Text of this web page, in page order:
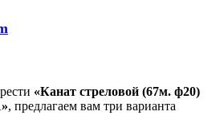
«Канат стреловой (67м. ф20)
, предлагаем вам три варианта